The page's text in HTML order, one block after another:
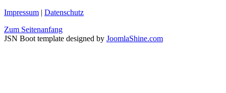
Impressum | Datenschutz
Zum Seitenanfang
JSN Boot template designed by JoomlaShine.com